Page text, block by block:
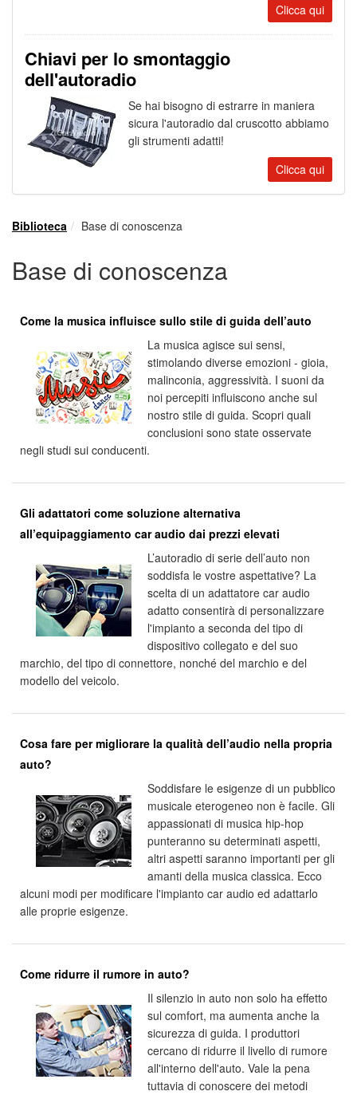
Clicca qui
Chiavi per lo smontaggio
dell'autoradio
Se hai bisogno di estrarre in maniera
sicura l'autoradio dal cruscotto abbiamo
gli strumenti adatti!
Clicca qui
Biblioteca Base di conoscenza
Base di conoscenza
Come la musica influisce sullo stile di guida dell’auto
La musica agisce sui sensi,
stimolando diverse emozioni - gioia,
malinconia, aggressività. I suoni da
noi percepiti influiscono anche sul
nostro stile di guida. Scopri quali
conclusioni sono state osservate
negli studi sui conducenti.
Gli adattatori come soluzione alternativa
all’equipaggiamento car audio dai prezzi elevati
L’autoradio di serie dell’auto non
soddisfa le vostre aspettative? La
scelta di un adattatore car audio
adatto consentirà di personalizzare
l'impianto a seconda del tipo di
dispositivo collegato e del suo
marchio, del tipo di connettore, nonché del marchio e del
modello del veicolo.
Cosa fare per migliorare la qualità dell’audio nella propria
auto?
Soddisfare le esigenze di un pubblico
musicale eterogeneo non è facile. Gli
appassionati di musica hip-hop
punteranno su determinati aspetti,
altri aspetti saranno importanti per gli
amanti della musica classica. Ecco
alcuni modi per modificare l'impianto car audio ed adattarlo
alle proprie esigenze.
Come ridurre il rumore in auto?
Il silenzio in auto non solo ha effetto
sul comfort, ma aumenta anche la
sicurezza di guida. I produttori
cercano di ridurre il livello di rumore
all'interno dell'auto. Vale la pena
tuttavia di conoscere dei metodi